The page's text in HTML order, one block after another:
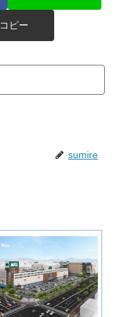
コピー
sumire